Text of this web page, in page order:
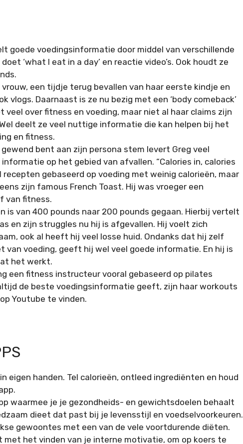
goede voedingsinformatie door middel van verschillende
‘what I eat in a day’ en reactie video’s. Ook houdt ze
vrouw, een tijdje terug bevallen van haar eerste kindje en
vlogs. Daarnaast is ze nu bezig met een ‘body comeback’
veel over fitness en voeding, maar niet al haar claims zijn
deelt ze veel nuttige informatie die kan helpen bij het
en fitness.
gewend bent aan zijn persona stem levert Greg veel
op het gebied van afvallen. “Calories in, calories
gebaseerd op voeding met weinig calorieën, maar
zijn famous French Toast. Hij was vroeger een
van fitness.
is van 400 pounds naar 200 pounds gegaan. Hierbij vertelt
en zijn struggles nu hij is afgevallen. Hij voelt zich
ook al heeft hij veel losse huid. Ondanks dat hij zelf
voeding, geeft hij wel veel goede informatie. En hij is
het werkt.
een fitness instructeur vooral gebaseerd op pilates
de beste voedingsinformatie geeft, zijn haar workouts
Youtube te vinden.
eigen handen. Tel calorieën, ontleed ingrediënten en houd
waarmee je je gezondheids- en gewichtsdoelen behaalt
dieet dat past bij je levensstijl en voedselvoorkeuren.
gewoontes met een van de vele voortdurende diëten.
met het vinden van je interne motivatie, om op koers te